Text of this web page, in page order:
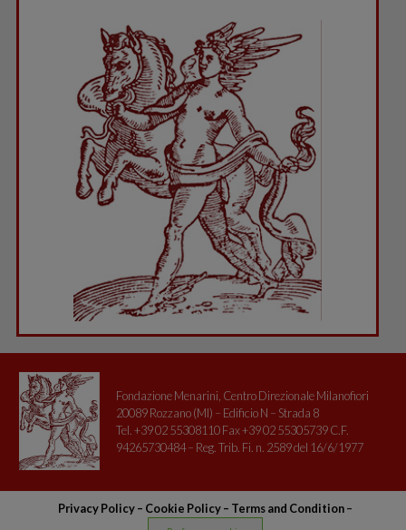
Fondazione Menarini, Centro Direzionale Milanofiori
20089 Rozzano (MI) – Edificio N – Strada 8
Tel. +39 02 55308110 Fax +39 02 55305739 C.F.
94265730484 – Reg. Trib. Fi. n. 2589 del 16/6/1977
Privacy Policy– Cookie Policy – Terms and Condition–